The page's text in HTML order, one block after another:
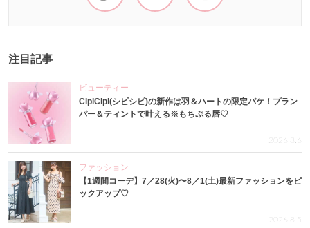
注目記事
ビューティー
CipiCipi(シピシピ)の新作は羽＆ハートの限定パケ！プラン
パー＆ティントで叶える※もちぷる唇♡
2026.8.6
ファッション
【1週間コーデ】7／28(火)〜8／1(土)最新ファッションをピ
ックアップ♡
2026.8.5